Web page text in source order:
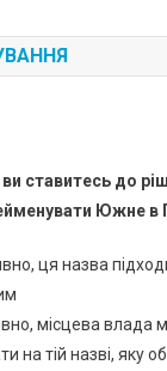
ви ставитесь до
Южне в
ця назва
місцева влада
на тій назві, яку